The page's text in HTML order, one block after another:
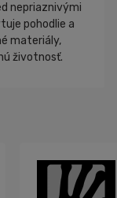
nepriaznivými
pohodlie a
materiály,
životnosť.